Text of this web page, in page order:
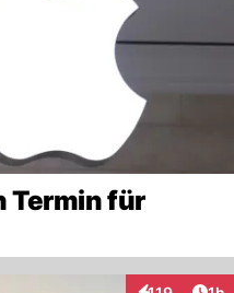
Termin für